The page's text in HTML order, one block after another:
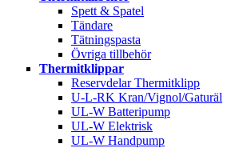
Spett & Spatel
Tändare
Tätningspasta
Övriga tillbehör
Thermitklippar
Reservdelar Thermitklipp
U-L-RK Kran/Vignol/Gaturäl
UL-W Batteripump
UL-W Elektrisk
UL-W Handpump